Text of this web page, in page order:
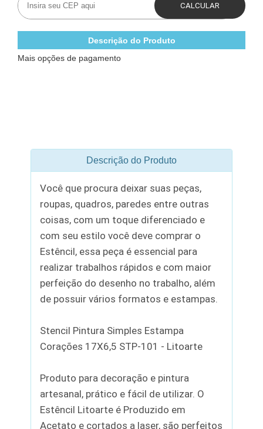
Descrição do Produto
Mais opções de pagamento
Descrição do Produto
Você que procura deixar suas peças,
roupas, quadros, paredes entre outras
coisas, com um toque diferenciado e
com seu estilo você deve comprar o
Estêncil, essa peça é essencial para
realizar trabalhos rápidos e com maior
perfeição do desenho no trabalho, além
de possuir vários formatos e estampas.
Stencil Pintura Simples Estampa
Corações 17X6,5 STP-101 - Litoarte
Produto para decoração e pintura
artesanal, prático e fácil de utilizar. O
Estêncil Litoarte é Produzido em
Acetato e cortados a laser, são perfeitos